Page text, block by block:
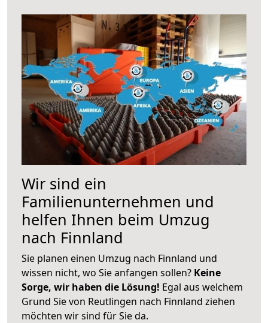
Wir sind ein
Familienunternehmen und
helfen Ihnen beim Umzug
nach Finnland
Sie planen einen Umzug nach Finnland und
wissen nicht, wo Sie anfangen sollen? Keine
Sorge, wir haben die Lösung! Egal aus welchem
Grund Sie von Reutlingen nach Finnland ziehen
möchten wir sind für Sie da.